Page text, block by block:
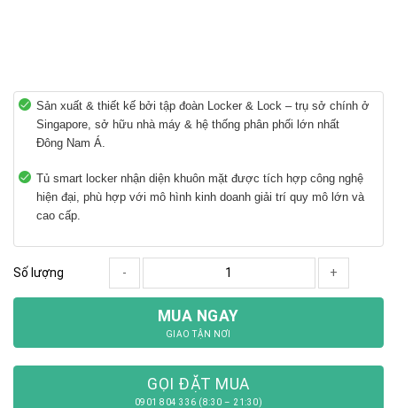
Sản xuất & thiết kế bởi tập đoàn Locker & Lock – trụ sở chính ở
Singapore, sở hữu nhà máy & hệ thống phân phối lớn nhất
Đông Nam Á.
Tủ smart locker nhận diện khuôn mặt được tích hợp công nghệ
hiện đại, phù hợp với mô hình kinh doanh giải trí quy mô lớn và
cao cấp.
Số lượng - +
MUA NGAY
GIAO TẬN NƠI
GỌI ĐẶT MUA
0901 804 336 (8:30 – 21:30)